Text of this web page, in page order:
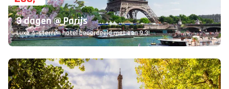
3 dagen @ Parijs
Luxe 4-sterren hotel beoordeeld met een 9.3!